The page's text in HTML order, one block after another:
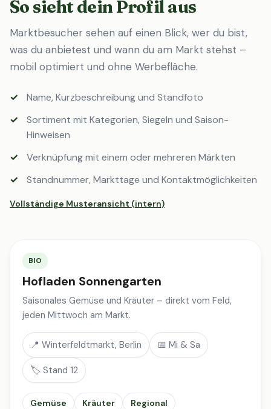
So sieht dein Profil aus
Marktbesucher sehen auf einen Blick, wer du bist,
was du anbietest und wann du am Markt stehst –
mobil optimiert und ohne Werbefläche.
Name, Kurzbeschreibung und Standfoto
Sortiment mit Kategorien, Siegeln und Saison-
Hinweisen
Verknüpfung mit einem oder mehreren Märkten
Standnummer, Markttage und Kontaktmöglichkeiten
Vollständige Musteransicht (intern)
BIO
Hofladen Sonnengarten
Saisonales Gemüse und Kräuter – direkt vom Feld,
jeden Mittwoch am Markt.
📍 Winterfeldtmarkt, Berlin 📅 Mi & Sa
🏷️ Stand 12
Gemüse Kräuter Regional